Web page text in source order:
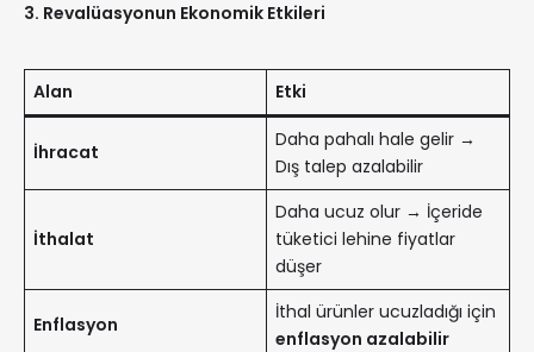
3. Revalüasyonun Ekonomik Etkileri
Alan Etki
İhracat
Daha pahalı hale gelir →
Dış talep azalabilir
İthalat
Daha ucuz olur → İçeride
tüketici lehine fiyatlar
düşer
Enflasyon
İthal ürünler ucuzladığı için
enflasyon azalabilir